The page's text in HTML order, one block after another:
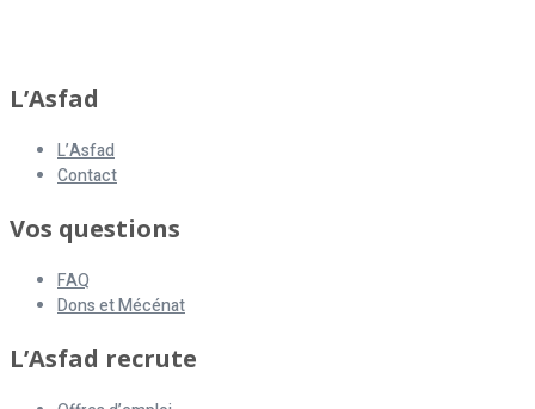
L’Asfad
L’Asfad
Contact
Vos questions
FAQ
Dons et Mécénat
L’Asfad recrute